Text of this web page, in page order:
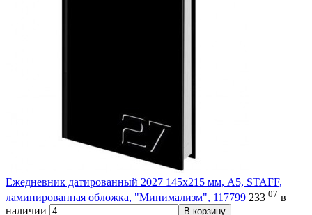
Ежедневник датированный 2027 145х215 мм, А5, STAFF,
ламинированная обложка, "Минимализм", 117799 233 07 в
наличии
В корзину